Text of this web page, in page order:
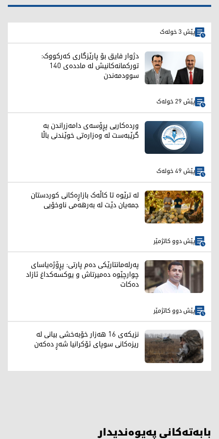
پێش 3 خولەک
دژوار فایق بۆ پارێزگاری کەرکووک:
تورکمانەکانیش لە ماددەی 140
سوودمەندن
پێش 29 خولەک
وردەکاریی پڕۆسەی دامەزراندن بە
گرێبەست لە وەزارەتی خوێندنی باڵا
پێش 49 خولەک
لە ترێوە تا کاڵەک بازاڕەکانی کوردستان
جمەیان دێت لە بەرهەمی ناوخۆیی
پێش دوو کاتژمێر
پەرلەمانتارێکی دەم پارتی: پڕۆژەیاسای
چوارچێوە دەمیرتاش و یوکسەکداغ ئازاد
دەکات
پێش دوو کاتژمێر
نزیکەی 16 هەزار خۆبەخشی بیانی لە
ریزەکانی سوپای ئۆکرانیا شەڕ دەکەن
بابەتەکانی پەیوەندیدار